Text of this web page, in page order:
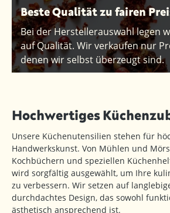
Beste Qualität zu fairen
Bei der Herstellerauswahl legen
auf Qualität. Wir verkaufen nur
denen wir selbst überzeugt sind.
Hochwertiges
Unsere Küchenutensilien stehen für
Handwerkskunst. Von Mühlen und
Kochbüchern und speziellen
wird sorgfältig ausgewählt, um Ihre
zu verbessern. Wir setzen auf
durchdachtes Design, das sowohl
ästhetisch ansprechend ist.